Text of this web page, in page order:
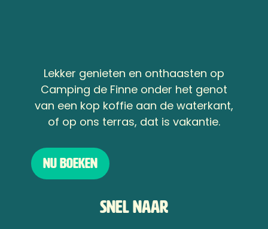
Lekker genieten en onthaasten op
Camping de Finne onder het genot
van een kop koffie aan de waterkant,
of op ons terras, dat is vakantie.
Nu boeken
Snel naar